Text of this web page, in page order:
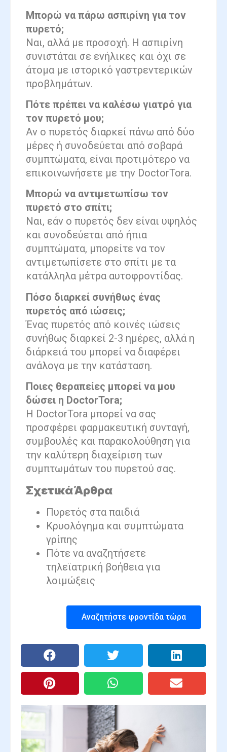
Μπορώ να πάρω ασπιρίνη για τον
πυρετό;
Ναι, αλλά με προσοχή. Η ασπιρίνη
συνιστάται σε ενήλικες και όχι σε
άτομα με ιστορικό γαστρεντερικών
προβλημάτων.
Πότε πρέπει να καλέσω γιατρό για
τον πυρετό μου;
Αν ο πυρετός διαρκεί πάνω από δύο
μέρες ή συνοδεύεται από σοβαρά
συμπτώματα, είναι προτιμότερο να
επικοινωνήσετε με την DoctorTora.
Μπορώ να αντιμετωπίσω τον
πυρετό στο σπίτι;
Ναι, εάν ο πυρετός δεν είναι υψηλός
και συνοδεύεται από ήπια
συμπτώματα, μπορείτε να τον
αντιμετωπίσετε στο σπίτι με τα
κατάλληλα μέτρα αυτοφροντίδας.
Πόσο διαρκεί συνήθως ένας
πυρετός από ιώσεις;
Ένας πυρετός από κοινές ιώσεις
συνήθως διαρκεί 2-3 ημέρες, αλλά η
διάρκειά του μπορεί να διαφέρει
ανάλογα με την κατάσταση.
Ποιες θεραπείες μπορεί να μου
δώσει η DoctorTora;
Η DoctorTora μπορεί να σας
προσφέρει φαρμακευτική συνταγή,
συμβουλές και παρακολούθηση για
την καλύτερη διαχείριση των
συμπτωμάτων του πυρετού σας.
Σχετικά Άρθρα
Πυρετός στα παιδιά
Κρυολόγημα και συμπτώματα
γρίπης
Πότε να αναζητήσετε
τηλεϊατρική βοήθεια για
λοιμώξεις
Αναζητήστε φροντίδα τώρα